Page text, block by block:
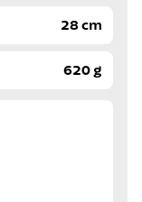
28 cm
620 g